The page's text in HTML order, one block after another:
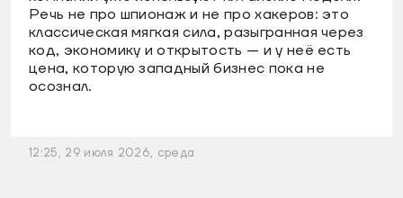
Речь не про шпионаж и не про хакеров: это
классическая мягкая сила, разыгранная через
код, экономику и открытость — и у неё есть
цена, которую западный бизнес пока не
осознал.
12:25, 29 июля 2026, среда